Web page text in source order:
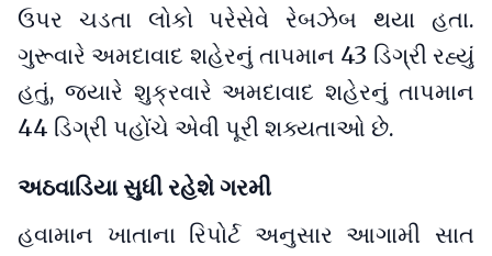
ઉપર ચડતા લોકો પરેસેવે રેબઝેબ થયા હતા.
ગુરૂવારે અમદાવાદ શહેરનું તાપમાન 43 ડિગ્રી રહ્યું
હતું, જ્યારે શુક્રવારે અમદાવાદ શહેરનું તાપમાન
44 ડિગ્રી પહોંચે એવી પૂરી શક્યતાઓ છે.
અઠવાડિયા સુધી રહેશે ગરમી
હવામાન ખાતાના રિપોર્ટ અનુસાર આગામી સાત